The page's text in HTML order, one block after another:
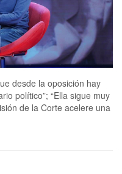
desde la oposición hay
político”; “Ella sigue muy
de la Corte acelere una